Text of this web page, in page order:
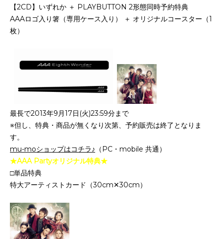
【2CD】いずれか ＋ PLAYBUTTON 2形態同時予約特典
AAAロゴ入り箸（専用ケース入り） ＋ オリジナルコースター（1
枚）
最長で2013年9月17日(火)23:59分まで
※但し、特典・商品が無くなり次第、予約販売は終了となりま
す。
mu-moショップはコチラ♪ （PC・mobile 共通）
★AAA Partyオリジナル特典★
□単品特典
特大アーティストカード（30cm✕30cm）